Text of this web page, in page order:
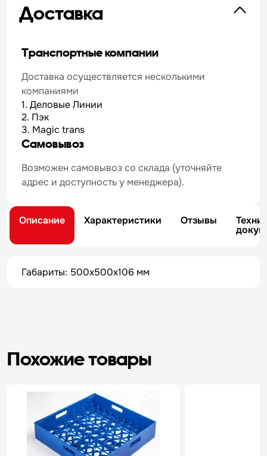
Доставка
Транспортные компании
Доставка осуществляется несколькими
компаниями
1. Деловые Линии
2. Пэк
3. Magic trans
Самовывоз
Возможен самовывоз со склада (уточняйте
адрес и доступность у менеджера).
Описание Характеристики Отзывы
Габариты: 500х500х106 мм
Похожие товары